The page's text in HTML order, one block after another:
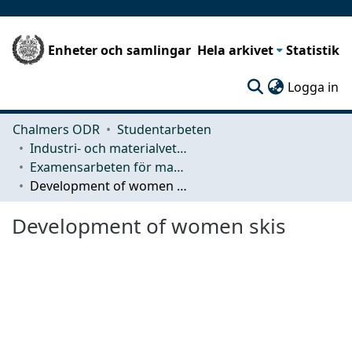
Enheter och samlingar Hela arkivet Statistik
Logga in
Chalmers ODR
Studentarbeten
Industri- och materialvetenskap (IMS)
Examensarbeten för masterexamen
Development of women skis
Development of women skis